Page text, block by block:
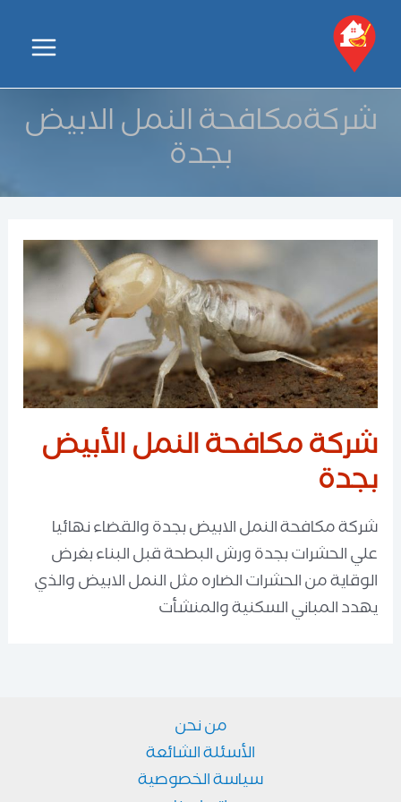
تخطي
المحتوى
Main
Menu
شركةمكافحة النمل الابيض
بجدة
شركة مكافحة النمل الأبيض
بجدة
شركة مكافحة النمل الابيض بجدة والقضاء نهائيا
علي الحشرات بجدة ورش البطحة قبل البناء بغرض
الوقاية من الحشرات الضاره مثل النمل الابيض والذي
يهدد المباني السكنية والمنشأت
من نحن
الأسئلة الشائعة
سياسة الخصوصية